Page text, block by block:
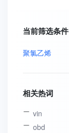
当前筛选条件
聚氯乙烯
相关热词
vin
obd